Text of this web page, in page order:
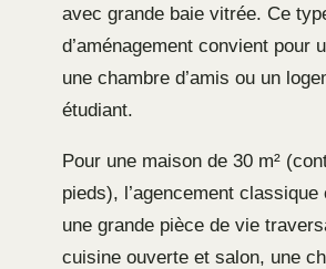
avec grande baie vitrée. Ce
d’aménagement convient pour
une chambre d’amis ou un
étudiant.
Pour une maison de 30 m²
pieds), l’agencement classique
une grande pièce de vie
cuisine ouverte et salon, une